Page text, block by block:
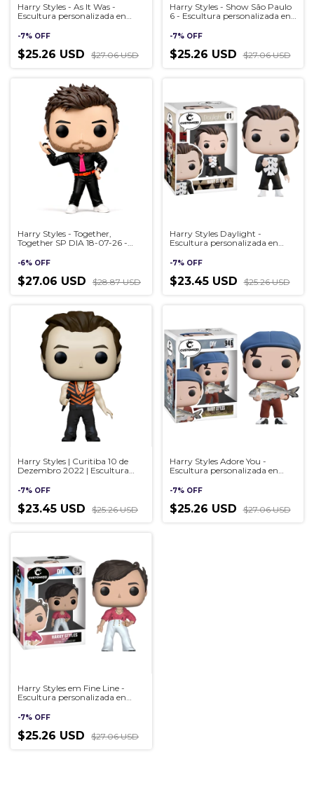
Harry Styles - As It Was -
Escultura personalizada en
3D
-7% OFF
$25.26 USD $27.06 USD
Harry Styles - Show São Paulo
6 - Escultura personalizada en
3D
-7% OFF
$25.26 USD $27.06 USD
Harry Styles - Together,
Together SP DIA 18-07-26 -
estilo Pop, hecha a mano en
-6% OFF
$27.06 USD $28.87 USD
Harry Styles Daylight -
Escultura personalizada en
3D
-7% OFF
$23.45 USD $25.26 USD
Harry Styles | Curitiba 10 de
Dezembro 2022 | Escultura
hecha a mano en 3D
-7% OFF
$23.45 USD $25.26 USD
Harry Styles Adore You -
Escultura personalizada en
3D
-7% OFF
$25.26 USD $27.06 USD
Harry Styles em Fine Line -
Escultura personalizada en
3D
-7% OFF
$25.26 USD $27.06 USD